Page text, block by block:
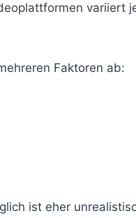
variiert
Faktoren ab:
ist eher